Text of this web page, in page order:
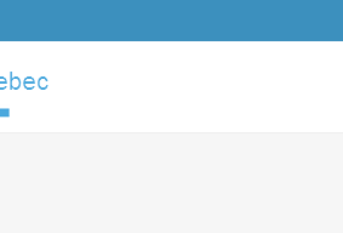
...que les idées circulent